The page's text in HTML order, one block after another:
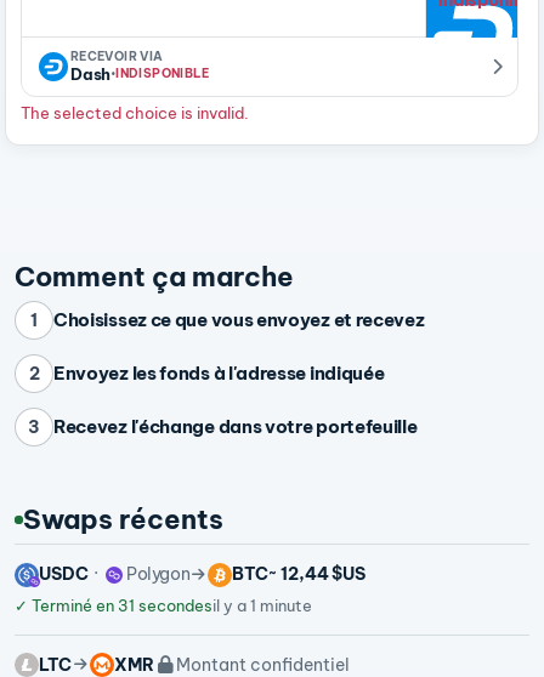
RECEVOIR VIA
Dash· INDISPONIBLE
The selected choice is invalid.
Comment ça marche
1 Choisissez ce que vous envoyez et recevez
2 Envoyez les fonds à l'adresse indiquée
3 Recevez l'échange dans votre portefeuille
Swaps récents
USDC Polygon BTC~ 12,44 $US
✓ Terminé en 31 secondesil y a 1 minute
LTC XMR Montant confidentiel